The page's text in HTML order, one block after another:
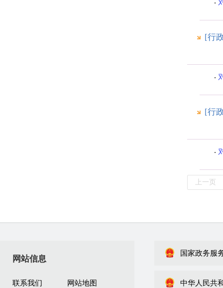
[行
[行
上一页
网站信息
联系我们 网站地图
国家政务服
中华人民共